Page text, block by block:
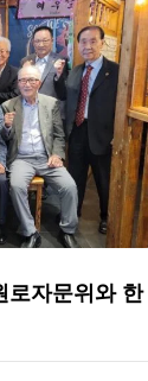
로자문위와 한